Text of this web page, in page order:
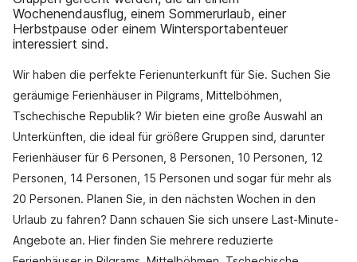
Wochenendausflug, einem Sommerurlaub, einer
Herbstpause oder einem Wintersportabenteuer
interessiert sind.
Wir haben die perfekte Ferienunterkunft für Sie. Suchen Sie
geräumige Ferienhäuser in Pilgrams, Mittelböhmen,
Tschechische Republik? Wir bieten eine große Auswahl an
Unterkünften, die ideal für größere Gruppen sind, darunter
Ferienhäuser für 6 Personen, 8 Personen, 10 Personen, 12
Personen, 14 Personen, 15 Personen und sogar für mehr als
20 Personen. Planen Sie, in den nächsten Wochen in den
Urlaub zu fahren? Dann schauen Sie sich unsere Last-Minute-
Angebote an. Hier finden Sie mehrere reduzierte